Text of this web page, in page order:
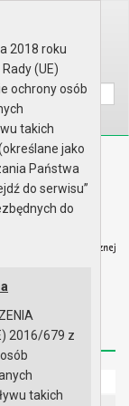
na stronie:
Gryfinie
Dostępność
2018 roku
(UE)
ochrony osób
takich
jako
Państwa
do serwisu”
do
2016/679 z
takich